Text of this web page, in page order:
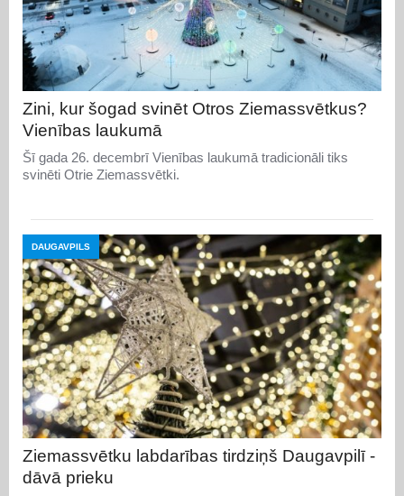
Zini, kur šogad svinēt Otros Ziemassvētkus?
Vienības laukumā
Šī gada 26. decembrī Vienības laukumā tradicionāli tiks
svinēti Otrie Ziemassvētki.
DAUGAVPILS
Ziemassvētku labdarības tirdziņš Daugavpilī -
dāvā prieku